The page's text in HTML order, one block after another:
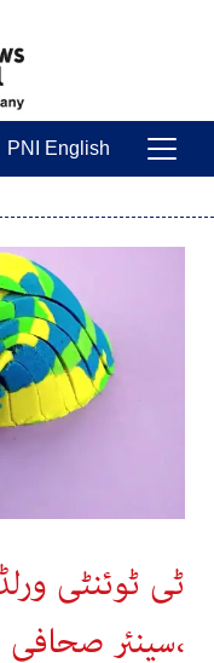
Main Navigation
PNI English
عدالت نے
ٹی ٹوئنٹی
،سینئر